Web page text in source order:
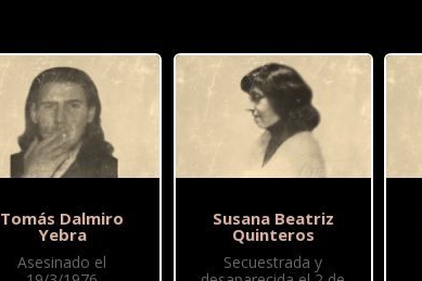
Tomás Dalmiro
Yebra
Asesinado el
Susana Beatriz
Quinteros
Secuestrada y